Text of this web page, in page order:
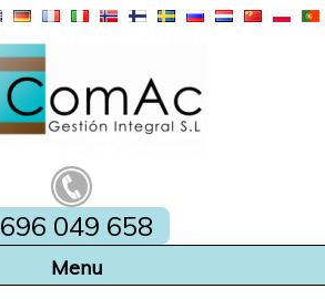
696 049 658
Home